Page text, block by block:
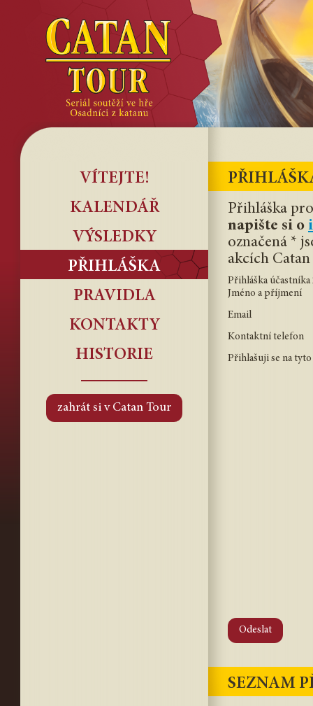
VÍTEJTE!
KALENDÁŘ
VÝSLEDKY
PŘIHLÁŠKA
PRAVIDLA
KONTAKTY
HISTORIE
zahrát si v Catan Tour
Přihláška
napište si o
označená *
akcích
Přihláška účastníka
Jméno a příjmení
Email
Kontaktní telefon
Přihlašuji se na tyto
Odeslat
SEZNAM